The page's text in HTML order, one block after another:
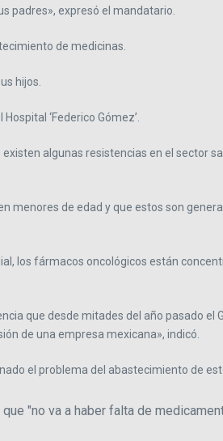
padres», expresó el mandatario.
de medicinas.
hijos.
‘Federico Gómez’.
algunas resistencias en el sector
menores de edad y que estos son
los fármacos oncológicos están
que desde mitades del año pasado el
de una empresa mexicana», indicó.
el problema del abastecimiento de
"no va a haber falta de